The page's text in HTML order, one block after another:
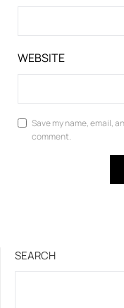
WEBSITE
Save my name, email,
comment.
SEARCH